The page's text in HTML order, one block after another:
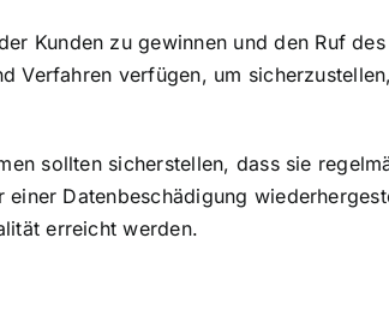
Kunden zu gewinnen und den Ruf des
Verfahren verfügen, um
sollten sicherstellen, dass sie
Datenbeschädigung
erreicht werden.